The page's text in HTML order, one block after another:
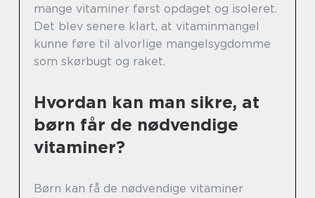
mange vitaminer først opdaget og isoleret.
Det blev senere klart, at vitaminmangel
kunne føre til alvorlige mangelsygdomme
som skørbugt og raket.
Hvordan kan man sikre, at
børn får de nødvendige
vitaminer?
Børn kan få de nødvendige vitaminer